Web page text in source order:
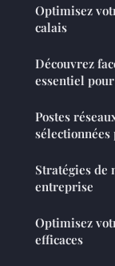
Optimisez
calais
Découvrez
essentiel
Postes
sélectionnées
Stratégies
entreprise
Optimisez
efficaces